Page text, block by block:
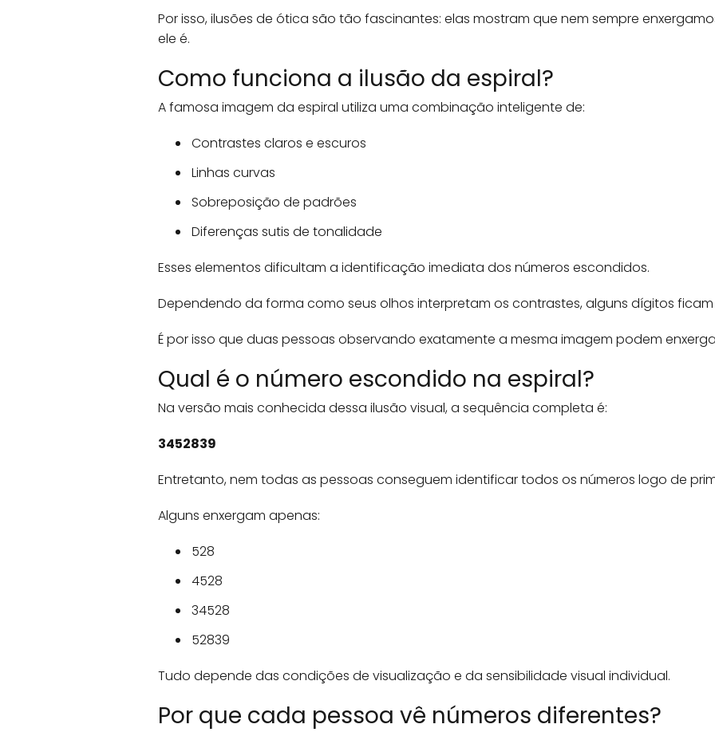
Por isso, ilusões de ótica são tão fascinantes: elas mostram que nem sempre
ele é.
Como funciona a ilusão da espiral?
A famosa imagem da espiral utiliza uma combinação inteligente de:
Contrastes claros e escuros
Linhas curvas
Sobreposição de padrões
Diferenças sutis de tonalidade
Esses elementos dificultam a identificação imediata dos números escondidos.
Dependendo da forma como seus olhos interpretam os contrastes, alguns dígitos
É por isso que duas pessoas observando exatamente a mesma imagem podem
Qual é o número escondido na espiral?
Na versão mais conhecida dessa ilusão visual, a sequência completa é:
3452839
Entretanto, nem todas as pessoas conseguem identificar todos os números logo de
Alguns enxergam apenas:
528
4528
34528
52839
Tudo depende das condições de visualização e da sensibilidade visual individual.
Por que cada pessoa vê números diferentes?